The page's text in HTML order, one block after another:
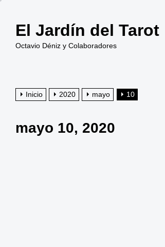
contenidoEl Jardín del Tarot
Octavio Déniz y Colaboradores
Inicio 2020 mayo 10
mayo 10, 2020